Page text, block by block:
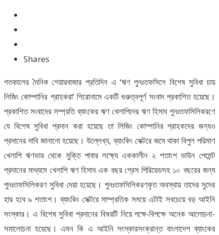
Shares
গতকালের দৈনিক শেয়ারবাজার প্রতিদিন এ ‘ঋণ পুনঃতফসিলে বিশেষ সুবিধা চায়
লিজিং কোম্পানির গ্রাহকরা’ শিরোনামে একটি গুরুত্বপূর্ণ সংবাদ প্রকাশিত হয়েছে।
প্রকাশিত সংবাদের সম্প্রতি ব্যাংকের ঋণ খেলাপিদের ঋণ হিসাব পুনঃতফসিলিকরণে
যে বিশেষ সুবিধা প্রদান করা হয়েছে তা লিজিং কোম্পানির গ্রাহকদের জন্যও
প্রদানের দাবি জানানো হয়েছে। উল্লেখ্য, ব্যাংকিং সেক্টরে জমে থাকা বিপুল পরিমাণ
খেলাপি ঋণভার থেকে মুক্তি পাবার লক্ষ্যে এককালীন ২ শতাংশ ডাউন পেমেন্ট
প্রদানের মাধ্যমে খেলাপি ঋণ হিসাব এক বছর গ্রেস পিরিয়েডসহ ১০ বছরের জন্য
পুনঃতফসিলিকরণ সুবিধা দেয়া হয়েছে। পুনঃতফসিলিকরণকৃত অবস্থায় তাদের সুদের
হার হবে ৯ শতাংশ। ব্যাংকিং সেক্টরে সাম্প্রতিক সময়ে এটাই সবচেয়ে বড় আইনি
সংস্কার। এ বিশেষ সুবিধা প্রদানের বিষয়টি নিয়ে পক্ষে-বিপক্ষে অনেক আলোচনা-
সমালোচনা হয়েছে। এমন কি এ আইনি সংস্কারসংক্রান্ত বাংলাদেশ ব্যাংকের